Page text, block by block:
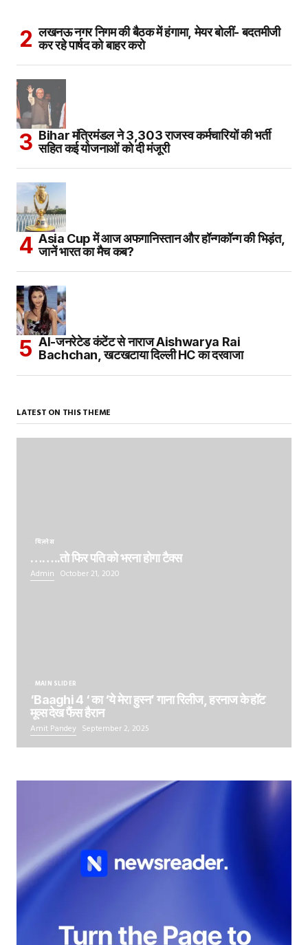
लखनऊ नगर निगम की बैठक में हंगामा, मेयर बोलीं- बदतमीजी
कर रहे पार्षद को बाहर करो
Bihar मंत्रिमंडल ने 3,303 राजस्व कर्मचारियों की भर्ती
सहित कई योजनाओं को दी मंजूरी
Asia Cup में आज अफगानिस्तान और हॉन्गकॉन्ग की भिड़ंत,
जानें भारत का मैच कब?
AI-जनरेटेड कंटेंट से नाराज Aishwarya Rai
Bachchan, खटखटाया दिल्ली HC का दरवाजा
LATEST ON THIS THEME
बिज़नेस
……..तो फिर पति को भरना होगा टैक्स
Admin October 21, 2020
MAIN SLIDER
‘Baaghi 4 ‘ का ‘ये मेरा हुस्न’ गाना रिलीज, हरनाज के हॉट
मूव्स देख फैंस हैरान
Amit Pandey September 2, 2025